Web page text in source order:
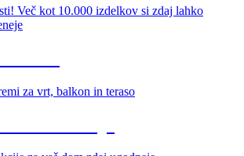
Več kot 10.000 izdelkov si zdaj lahko
za vrt, balkon in teraso